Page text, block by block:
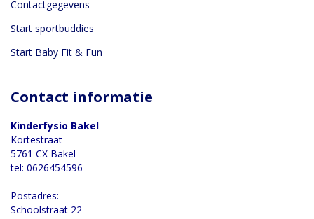
Contactgegevens
Start sportbuddies
Start Baby Fit & Fun
Contact informatie
Kinderfysio Bakel
Kortestraat
5761 CX Bakel
tel: 0626454596
Postadres:
Schoolstraat 22